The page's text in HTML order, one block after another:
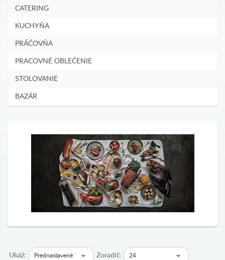
CATERING
KUCHYŇA
PRÁČOVŇA
PRACOVNÉ OBLEČENIE
STOLOVANIE
BAZÁR
Ukáž: Prednastavené Zoradiť: 24